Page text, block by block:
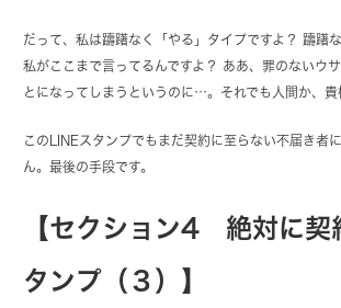
だって、私は躊躇なく「やる」タイプですよ？ 躊躇
私がここまで言ってるんですよ？ ああ、罪のないウ
とになってしまうというのに…。それでも人間か、貴
このLINEスタンプでもまだ契約に至らない不届き者
ん。最後の手段です。
【セクション4 絶対に契
タンプ（３）】